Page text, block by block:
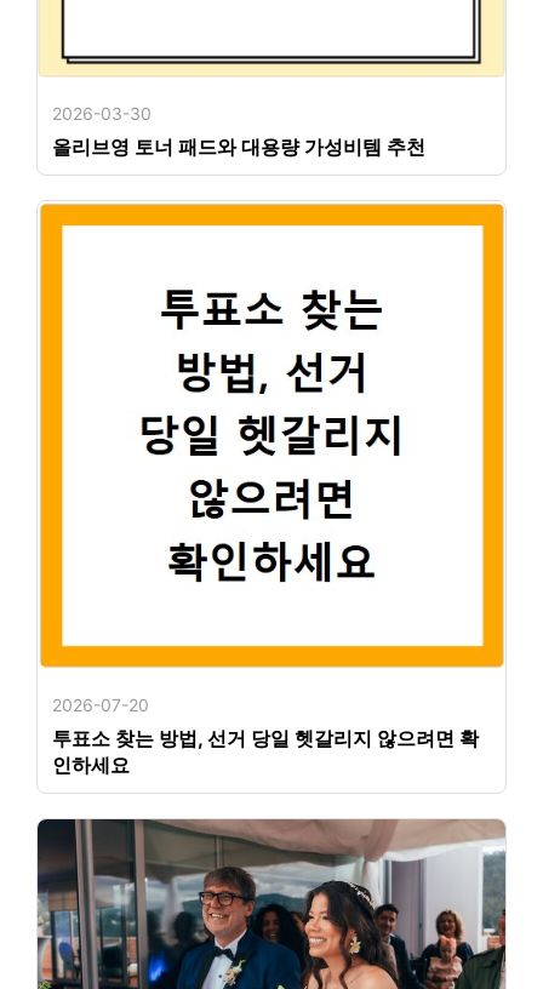
2026-03-30
올리브영 토너 패드와 대용량 가성비템 추천
2026-07-20
투표소 찾는 방법, 선거 당일 헷갈리지 않으려면 확
인하세요